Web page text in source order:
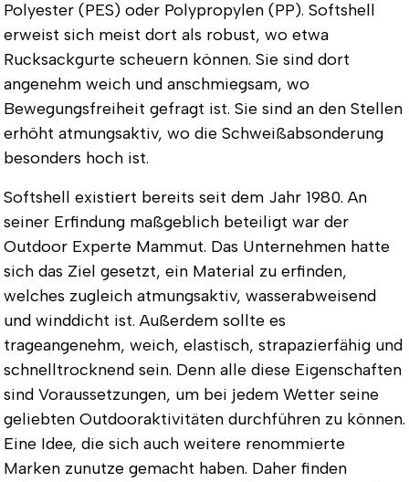
Polyester (PES) oder Polypropylen (PP). Softshell
erweist sich meist dort als robust, wo etwa
Rucksackgurte scheuern können. Sie sind dort
angenehm weich und anschmiegsam, wo
Bewegungsfreiheit gefragt ist. Sie sind an den Stellen
erhöht atmungsaktiv, wo die Schweißabsonderung
besonders hoch ist.
Softshell existiert bereits seit dem Jahr 1980. An
seiner Erfindung maßgeblich beteiligt war der
Outdoor Experte Mammut. Das Unternehmen hatte
sich das Ziel gesetzt, ein Material zu erfinden,
welches zugleich atmungsaktiv, wasserabweisend
und winddicht ist. Außerdem sollte es
trageangenehm, weich, elastisch, strapazierfähig und
schnelltrocknend sein. Denn alle diese Eigenschaften
sind Voraussetzungen, um bei jedem Wetter seine
geliebten Outdooraktivitäten durchführen zu können.
Eine Idee, die sich auch weitere renommierte
Marken zunutze gemacht haben. Daher finden